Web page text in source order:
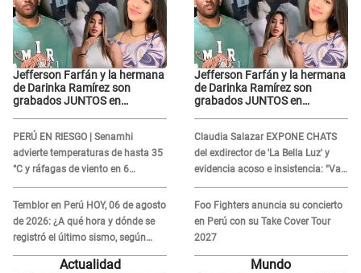
Jefferson Farfán y la hermana
de Darinka Ramírez son
grabados JUNTOS en
PERÚ EN RIESGO | Senamhi
advierte temperaturas de hasta 35
°C y ráfagas de viento en 6
regiones del país
Temblor en Perú HOY, 06 de agosto
de 2026: ¿A qué hora y dónde se
registró el último sismo, según
IGP?
Jefferson Farfán y la hermana
de Darinka Ramírez son
grabados JUNTOS en
Claudia Salazar EXPONE CHATS
del exdirector de 'La Bella Luz' y
evidencia acoso e insistencia: "Vas
a estar conmigo, no pasa nada"
Foo Fighters anuncia su concierto
en Perú con su Take Cover Tour
2027
Actualidad Mundo